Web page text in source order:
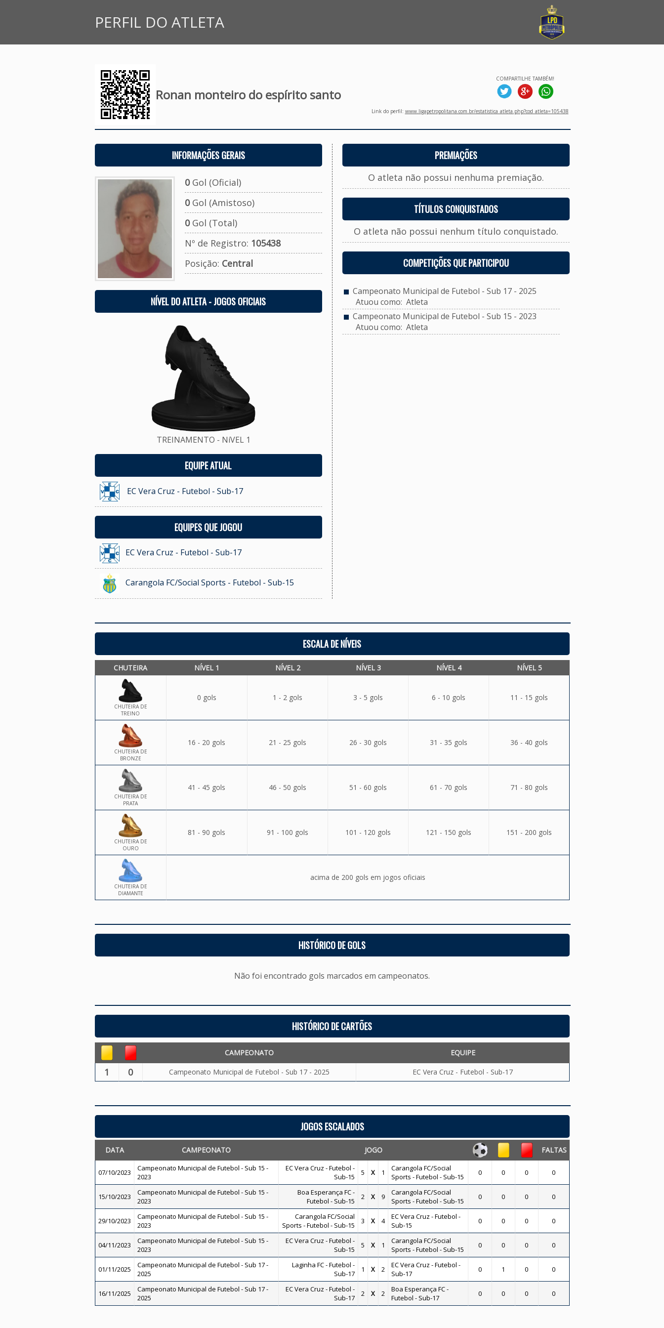
PERFIL DO ATLETA
Ronan monteiro do espírito santo
COMPARTILHE TAMBÉM!
Link do perfil: www.ligapetropolitana.com.br/estatistica_atleta.php?cod_atleta=105438
INFORMAÇÕES GERAIS
0Gol (Oficial)
0Gol (Amistoso)
0Gol (Total)
Nº de Registro: 105438
Posição: Central
NÍVEL DO ATLETA - JOGOS OFICIAIS
TREINAMENTO - NíVEL 1
EQUIPE ATUAL
EC Vera Cruz - Futebol - Sub-17
EQUIPES QUE JOGOU
EC Vera Cruz - Futebol - Sub-17
Carangola FC/Social Sports - Futebol - Sub-15
PREMIAÇÕES
O atleta não possui nenhuma premiação.
TÍTULOS CONQUISTADOS
O atleta não possui nenhum título conquistado.
COMPETIÇÕES QUE PARTICIPOU
Campeonato Municipal de Futebol - Sub 17 - 2025
Atuou como: Atleta
Campeonato Municipal de Futebol - Sub 15 - 2023
Atuou como: Atleta
ESCALA DE NÍVEIS
CHUTEIRA NÍVEL 1 NÍVEL 2 NÍVEL 3 NÍVEL 4 NÍVEL 5
CHUTEIRA DE
TREINO
0 gols 1 - 2 gols 3 - 5 gols 6 - 10 gols 11 - 15 gols
CHUTEIRA DE
BRONZE
16 - 20 gols 21 - 25 gols 26 - 30 gols 31 - 35 gols 36 - 40 gols
CHUTEIRA DE
PRATA
41 - 45 gols 46 - 50 gols 51 - 60 gols 61 - 70 gols 71 - 80 gols
CHUTEIRA DE
OURO
81 - 90 gols 91 - 100 gols 101 - 120 gols 121 - 150 gols 151 - 200 gols
CHUTEIRA DE
DIAMANTE
acima de 200 gols em jogos oficiais
HISTÓRICO DE GOLS
Não foi encontrado gols marcados em campeonatos.
HISTÓRICO DE CARTÕES
CAMPEONATO EQUIPE
1 0 Campeonato Municipal de Futebol - Sub 17 - 2025 EC Vera Cruz - Futebol - Sub-17
JOGOS ESCALADOS
DATA CAMPEONATO JOGO FALTAS
07/10/2023
Campeonato Municipal de Futebol - Sub 15 -
2023
EC Vera Cruz - Futebol -
Sub-15
5 X 1
Carangola FC/Social
Sports - Futebol - Sub-15
0 0 0 0
15/10/2023
Campeonato Municipal de Futebol - Sub 15 -
2023
Boa Esperança FC -
Futebol - Sub-15
2 X 9
Carangola FC/Social
Sports - Futebol - Sub-15
0 0 0 0
29/10/2023
Campeonato Municipal de Futebol - Sub 15 -
2023
Carangola FC/Social
Sports - Futebol - Sub-15
3 X 4
EC Vera Cruz - Futebol -
Sub-15
0 0 0 0
04/11/2023
Campeonato Municipal de Futebol - Sub 15 -
2023
EC Vera Cruz - Futebol -
Sub-15
5 X 1
Carangola FC/Social
Sports - Futebol - Sub-15
0 0 0 0
01/11/2025
Campeonato Municipal de Futebol - Sub 17 -
2025
Laginha FC - Futebol -
Sub-17
1 X 2
EC Vera Cruz - Futebol -
Sub-17
0 1 0 0
16/11/2025
Campeonato Municipal de Futebol - Sub 17 -
2025
EC Vera Cruz - Futebol -
Sub-17
2 X 2
Boa Esperança FC -
Futebol - Sub-17
0 0 0 0